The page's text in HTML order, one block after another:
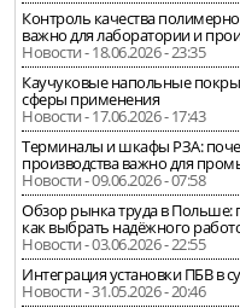
Контроль качества
важно для лаборатории и
Новости - 18.06.2026 - 23:35
Каучуковые напольные
сферы применения
Новости - 17.06.2026 - 17:43
Терминалы и шкафы РЗА:
производства важно для
Новости - 09.06.2026 - 07:58
Обзор рынка труда в Польше:
как выбрать надёжного
Новости - 03.06.2026 - 22:55
Интеграция установки ПБВ в
Новости - 31.05.2026 - 20:46